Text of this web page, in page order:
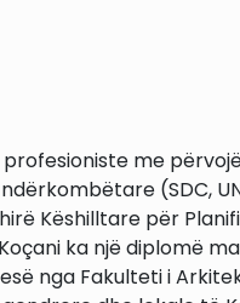
me
(SDC,
Këshilltare për
ka një diplomë
nga Fakulteti i